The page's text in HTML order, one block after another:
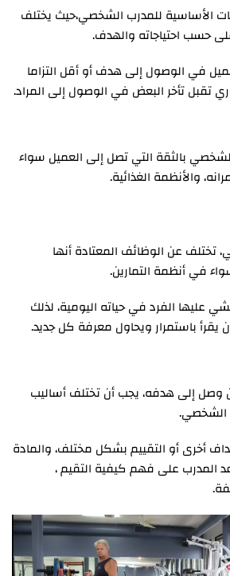
الأساسية للمدرب الشخصي،حيث يختلف
حسب احتياجاته والهدف.
في الوصول إلى هدف أو أقل التزاما
تقبل تأخر البعض في الوصول إلى المراد.
بالثقة التي تصل إلى العميل سواء
والأنظمة الغذائية.
عن الوظائف المعتادة أنها
في أنظمة التمارين.
عليها الفرد في حياته اليومية، لذلك
باستمرار ويحاول معرفة كل جديد.
وصل إلى هدفه، يجب أن تختلف أساليب
الشخصي.
أخرى أو التقييم بشكل مختلف، والمادة
المدرب على فهم كيفية التقيم ،